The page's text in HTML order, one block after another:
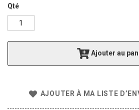
Qté
Ajouter au
AJOUTER À MA LISTE
g
o
h
i